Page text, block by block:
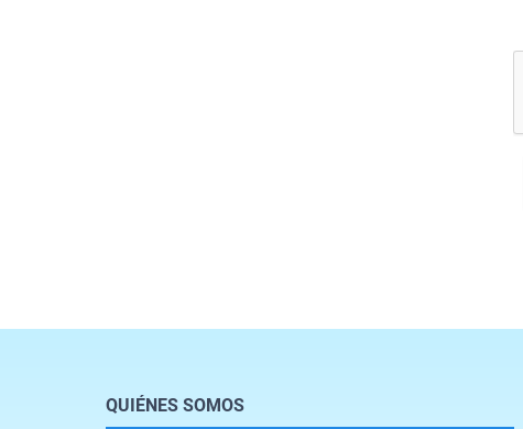
QUIÉNES SOMOS